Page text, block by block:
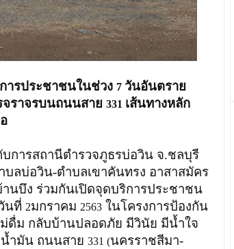
ารประชาชนในช่วง 7 วันอันตราย
จราจรบนถนนสาย 331 เส้นทางหลัก
การสถานีตำรวจภูธรบ่อวิน จ.ชลบุรี
ลบ่อวิน-ตำบลเขาคันทรง อาสาสมัคร
นบึง ร่วมกันเปิดจุดบริการประชาชน
นที่ 2มกราคม 2563ในโครงการป้องกัน
ดื่ม กลับบ้านปลอดภัย มีวินัย มีน้ำใจ
ำมัน ถนนสาย 331 (นครราชสีมา-